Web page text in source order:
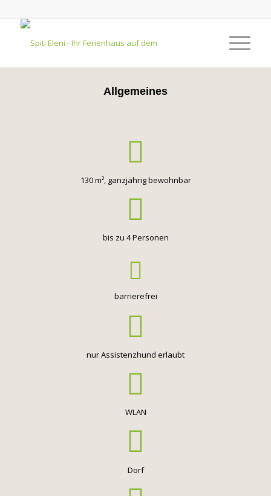
Allgemeines
130 m², ganzjährig bewohnbar
bis zu 4 Personen
barrierefrei
nur Assistenzhund erlaubt
WLAN
Dorf